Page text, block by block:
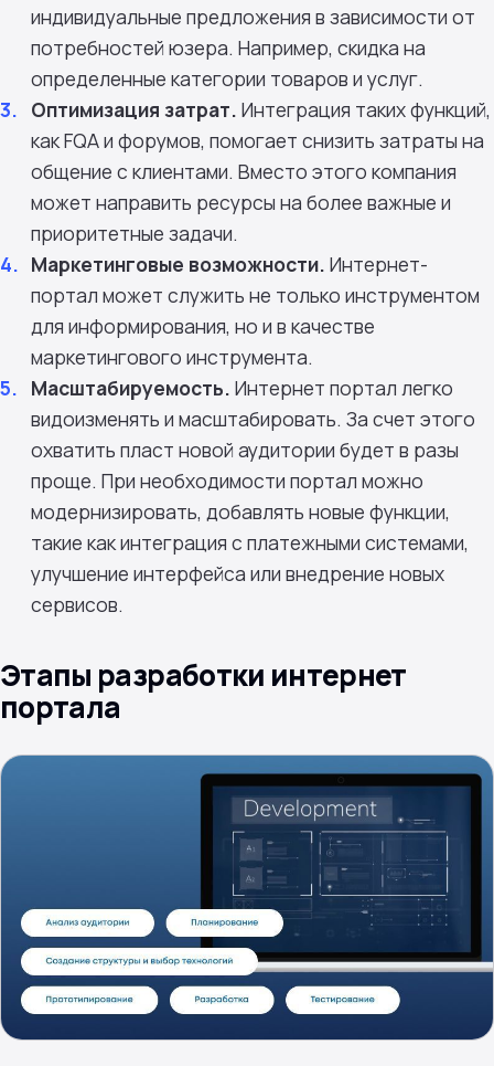
индивидуальные предложения в зависимости от
потребностей юзера. Например, скидка на
определенные категории товаров и услуг.
Оптимизация затрат. Интеграция таких функций,
как FQA и форумов, помогает снизить затраты на
общение с клиентами. Вместо этого компания
может направить ресурсы на более важные и
приоритетные задачи.
Маркетинговые возможности. Интернет-
портал может служить не только инструментом
для информирования, но и в качестве
маркетингового инструмента.
Масштабируемость. Интернет портал легко
видоизменять и масштабировать. За счет этого
охватить пласт новой аудитории будет в разы
проще. При необходимости портал можно
модернизировать, добавлять новые функции,
такие как интеграция с платежными системами,
улучшение интерфейса или внедрение новых
сервисов.
Этапы разработки интернет
портала